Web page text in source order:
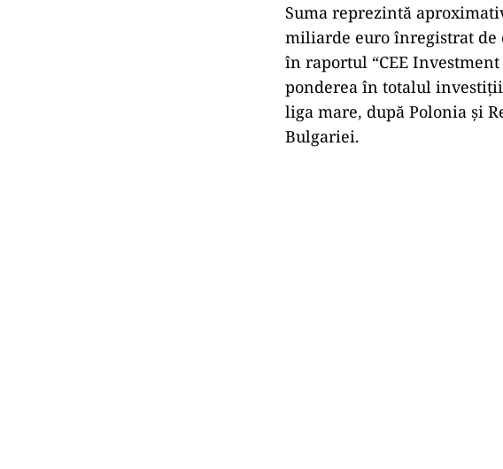
Suma reprezintă
miliarde euro înregistrat de
în raportul “CEE Investment
ponderea în totalul
liga mare, după Polonia și
Bulgariei.